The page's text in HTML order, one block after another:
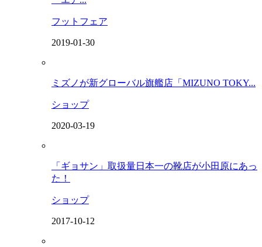
フットフェア
2019-01-30
ミズノが新グローバル旗艦店「MIZUNO TOKY...
ショップ
2020-03-19
「ギョサン」取扱量日本一の靴店が小田原にあっ
た！
ショップ
2017-10-12